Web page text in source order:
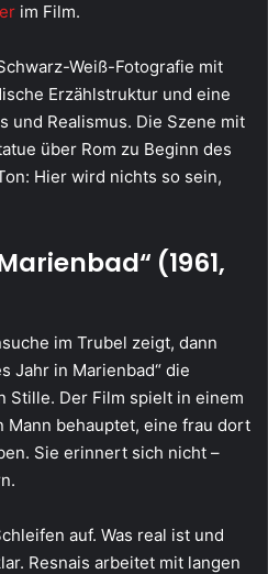
im Film.
Weiß-Fotografie mit
Erzählstruktur und eine
und Realismus. Die Szene mit
über Rom zu Beginn des
Hier wird nichts so sein,
(1961,
im Trubel zeigt, dann
Jahr in Marienbad“ die
Stille. Der Film spielt in einem
Mann behauptet, eine frau dort
Sie erinnert sich nicht –
auf. Was real ist und
Resnais arbeitet mit langen